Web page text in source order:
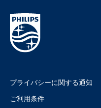
プライバシーに関する通知
ご利用条件